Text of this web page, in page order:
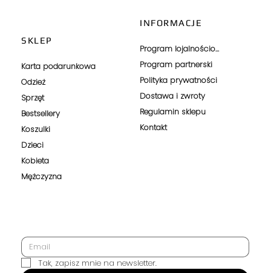
SUBSKRYBUJ
Tak, zapisz mnie na newsletter.
INFORMACJE
Program lojalnościowy
Program partnerski
Polityka prywatności
Dostawa i zwroty
Regulamin sklepu
Kontakt
SKLEP
Karta podarunkowa
Odzież
Sprzęt
Bestsellery
Koszulki
Dzieci
Kobieta
Mężczyzna